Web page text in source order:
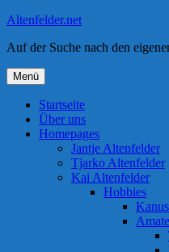
Zum
springen
Altenfelder.net
Auf der Suche nach den
Menü
Startseite
Über uns
Homepages
Jantje Altenfelder
Tjarko Altenfelder
Kai Altenfelder
Hobbies